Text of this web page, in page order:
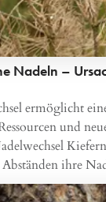
Nadeln –
ermöglicht
und
ihre